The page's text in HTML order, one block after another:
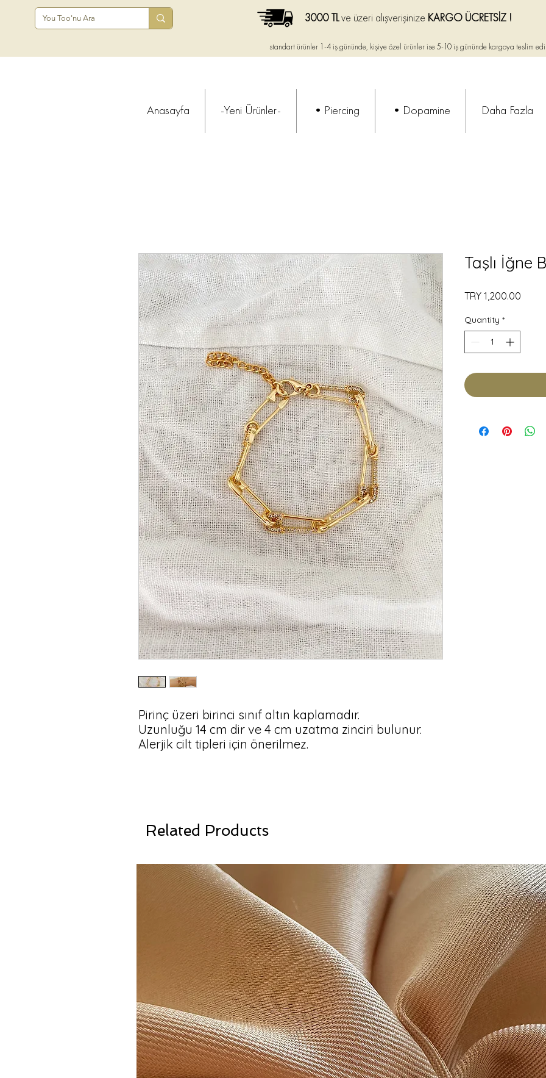
standart ürünler 1-4 iş gününde, kişiye özel ürünler ise 5-10 iş gününde kargoya teslim
3000 TLve üzeri alışverişinize KARGO ÜCRETSİZ !
Anasayfa -Yeni Ürünler- •Piercing •Dopamine Daha Fazla
Pirinç üzeri birinci sınıf altın kaplamadır.
Uzunluğu 14 cm dir ve 4 cm uzatma zinciri bulunur.
Alerjik cilt tipleri için önerilmez.
Taşlı İğne
TRY 1,200.00
Quantity *
Related Products